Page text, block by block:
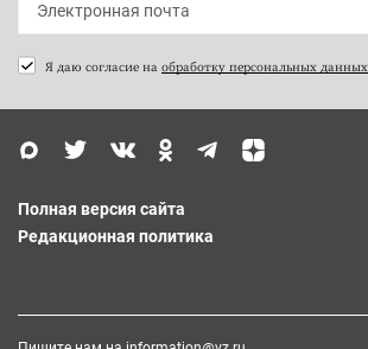
Я даю согласие на обработку персональных данных
Полная версия сайта
Редакционная политика